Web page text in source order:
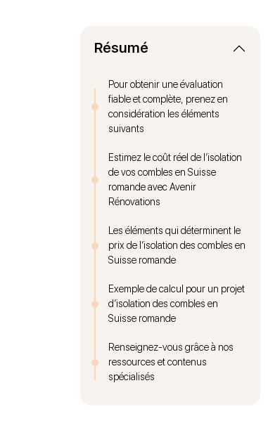
Résumé
Pour obtenir une évaluation
fiable et complète, prenez en
considération les éléments
suivants
Estimez le coût réel de l’isolation
de vos combles en Suisse
romande avec Avenir
Rénovations
Les éléments qui déterminent le
prix de l’isolation des combles en
Suisse romande
Exemple de calcul pour un projet
d’isolation des combles en
Suisse romande
Renseignez-vous grâce à nos
ressources et contenus
spécialisés